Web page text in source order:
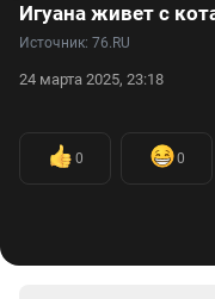
Источник: 76.RU
24 марта 2025, 23:18
0 0